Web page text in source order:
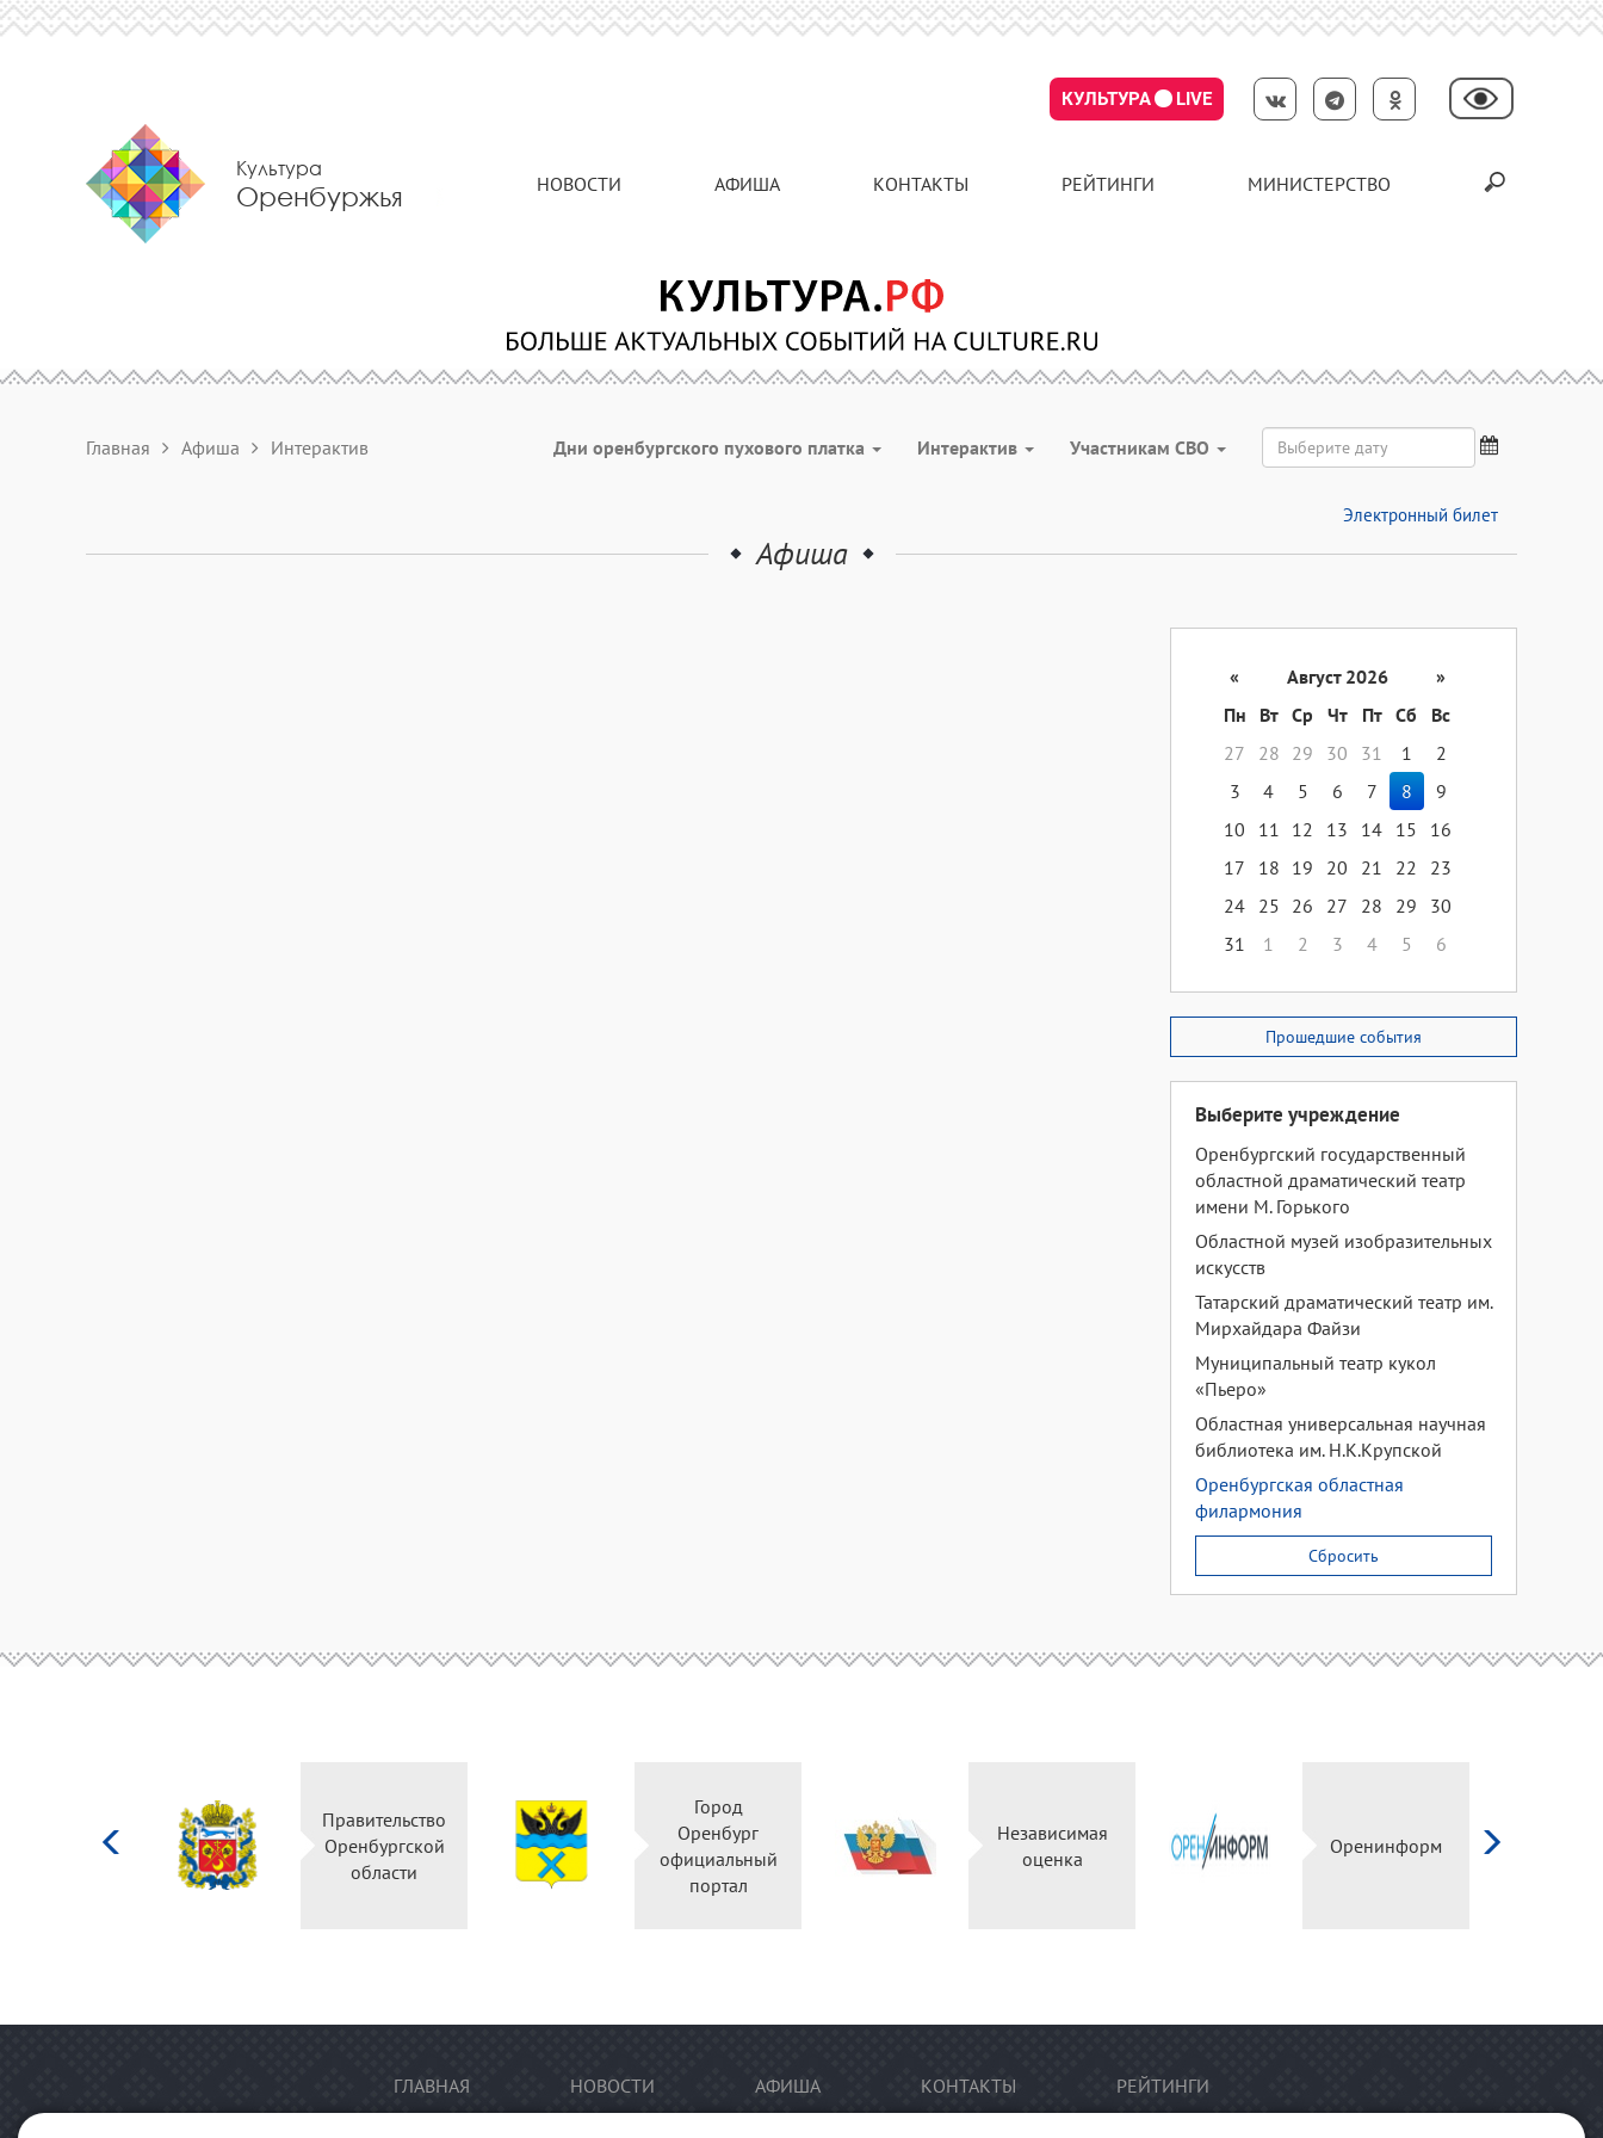
КУЛЬТУРА LIVE
Культура
Оренбуржья НОВОСТИ АФИША КОНТАКТЫ РЕЙТИНГИ МИНИСТЕРСТВО
Главная Афиша Интерактив Дни оренбургского пухового платка Интерактив Участникам СВО
Электронный билет
Афиша
« Август 2026
»
Пн
Вт Ср Чт Пт Сб
Вс
27
28 29 30 31 1
2
3
4 5 6 7 8
9
10
11 12 13 14 15
16
17
18 19 20 21 22
23
24 25 26 27 28 29
30
31
1 2 3 4 5 6
Прошедшие события
Выберите учреждение
Оренбургский государственный
областной драматический театр
имени М. Горького
Областной музей изобразительных
искусств
Татарский драматический театр им.
Мирхайдара Файзи
Муниципальный театр кукол
«Пьеро»
Областная универсальная научная
библиотека им. Н.К.Крупской
Оренбургская областная
филармония
Сбросить
Правительство
Оренбургской
области
Город
Оренбург
официальный
портал
Независимая
оценка
Оренинформ
ГЛАВНАЯ НОВОСТИ АФИША КОНТАКТЫ РЕЙТИНГИ